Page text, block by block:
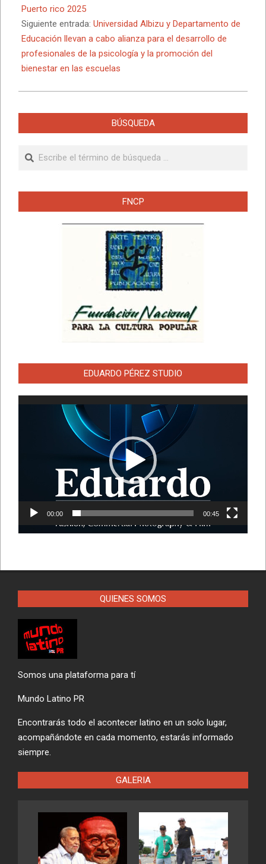
02
Puerto rico 2025
Siguiente entrada: Universidad Albizu y Departamento de
Educación llevan a cabo alianza para el desarrollo de
profesionales de la psicología y la promoción del
bienestar en las escuelas
BÚSQUEDA
Buscar
FNCP
EDUARDO PÉREZ STUDIO
Reproductor
00:00 00:45
QUIENES SOMOS
Somos una plataforma para tí
Mundo Latino PR
Encontrarás todo el acontecer latino en un solo lugar,
acompañándote en cada momento, estarás informado
siempre.
GALERIA